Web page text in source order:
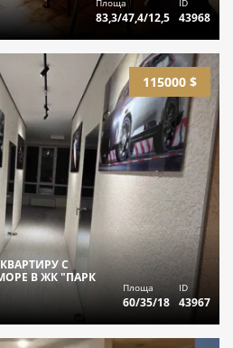
83,3/47,4/12,5 43968
115000 $
С
В ЖК "ПАРК
Площа
60/35/18
ID
43967